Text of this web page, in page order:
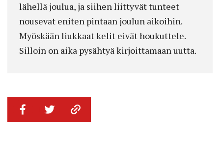
lähellä joulua, ja siihen liittyvät tunteet
nousevat eniten pintaan joulun aikoihin.
Myöskään liukkaat kelit eivät houkuttele.
Silloin on aika pysähtyä kirjoittamaan uutta.